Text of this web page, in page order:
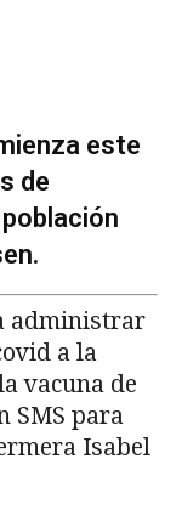
este
de
administrar
a la
vacuna de
SMS para
Isabel